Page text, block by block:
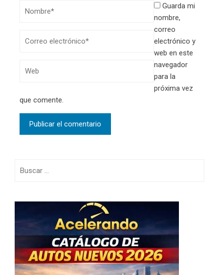
Guarda mi
nombre,
correo
electrónico y
web en este
navegador
para la
próxima vez
que comente.